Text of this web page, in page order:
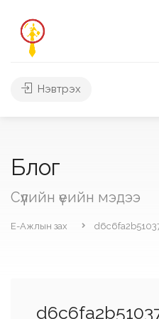
Нэвтрэх
Блог
Сүүлийн үеийн мэдээ
Е-Ажлын зах